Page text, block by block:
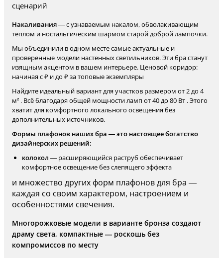
сценарий
Накаливания— с узнаваемым накалом, обволакивающим
теплом и ностальгическим шармом старой доброй лампочки.
Мы объединили в одном месте самые актуальные и
проверенные модели настенных светильников. Эти бра станут
изящным акцентом в вашем интерьере. Ценовой коридор:
начиная с ₽ и до ₽ за топовые экземпляры
Найдите идеальный вариант для участков размером от 2 до 4
м² . Всё благодаря общей мощности ламп от 40 до 80 Вт . Этого
хватит для комфортного локального освещения без
дополнительных источников.
Формы плафонов наших бра — это настоящее богатство
дизайнерских решений:
колокол — расширяющийся раструб обеспечивает
комфортное освещение без слепящего эффекта
и множество других форм плафонов для бра —
каждая со своим характером, настроением и
особенностями свечения.
Многорожковые модели в варианте бронза создают
драму света, компактные — роскошь без
компромиссов по месту